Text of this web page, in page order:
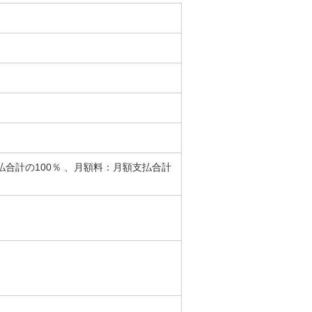
合計の100％ 、月額料：月額支払合計